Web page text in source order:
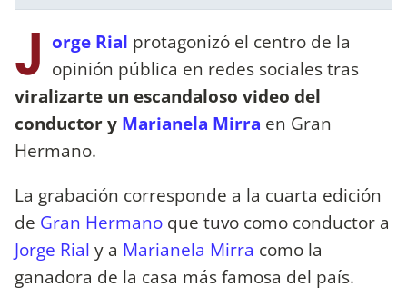
J orge Rial protagonizó el centro de la
opinión pública en redes sociales tras
viralizarte un escandaloso video del
conductor y Marianela Mirra en Gran
Hermano.
La grabación corresponde a la cuarta edición
de Gran Hermano que tuvo como conductor a
Jorge Rial y a Marianela Mirra como la
ganadora de la casa más famosa del país.